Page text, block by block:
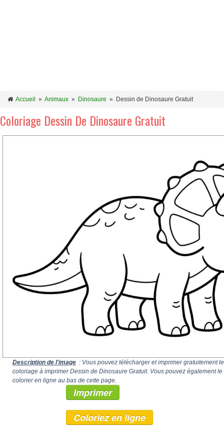
Accueil » Animaux » Dinosaure » Dessin de Dinosaure Gratuit
Coloriage Dessin De Dinosaure Gratuit
Description de l'image : Vous pouvez télécharger et imprimer gratuitement le
coloriage à imprimer Dessin de Dinosaure Gratuit. Vous pouvez également le
colorier en ligne au bas de cette page.
Imprimer
Coloriez en ligne